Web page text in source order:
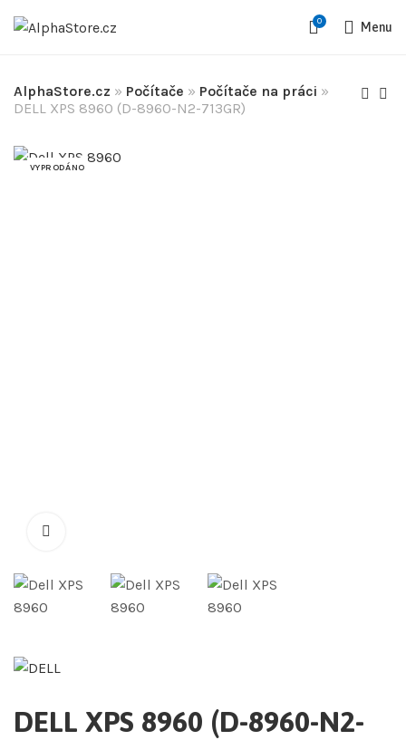
0 Menu
AlphaStore.cz » Počítače » Počítače na práci »
DELL XPS 8960 (D-8960-N2-713GR)
VYPRODÁNO
DELL XPS 8960 (D-8960-N2-